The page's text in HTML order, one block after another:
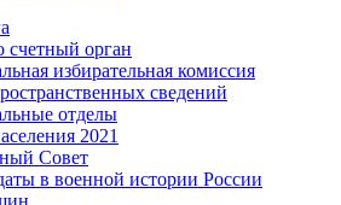
счетный орган
избирательная комиссия
сведений
отделы
2021
Совет
в военной истории России